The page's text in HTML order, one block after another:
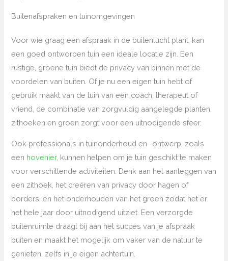
Buitenafspraken en tuinomgevingen
Voor wie graag een afspraak in de buitenlucht plant, kan
een goed ontworpen tuin een ideale locatie zijn. Een
rustige, groene tuin biedt de privacy van binnen met de
voordelen van buiten. Of je nu een eigen tuin hebt of
gebruik maakt van de tuin van een coach, therapeut of
vriend, de combinatie van zorgvuldig aangelegde planten,
zithoeken en groen zorgt voor een uitnodigende sfeer.
Ook professionals in tuinonderhoud en -ontwerp, zoals
een hovenier, kunnen helpen om je tuin geschikt te maken
voor verschillende activiteiten. Denk aan het aanleggen van
een zithoek, het creëren van privacy door hagen of
borders, en het onderhouden van het groen zodat het er
het hele jaar door uitnodigend uitziet. Een verzorgde
buitenruimte draagt bij aan het succes van je afspraak
buiten en maakt het mogelijk om vaker van de natuur te
genieten, zelfs in je eigen achtertuin.